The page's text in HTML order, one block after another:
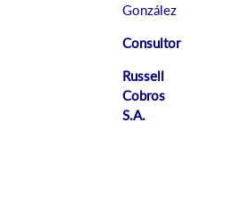
González
Consultor
Russell
Cobros
S.A.